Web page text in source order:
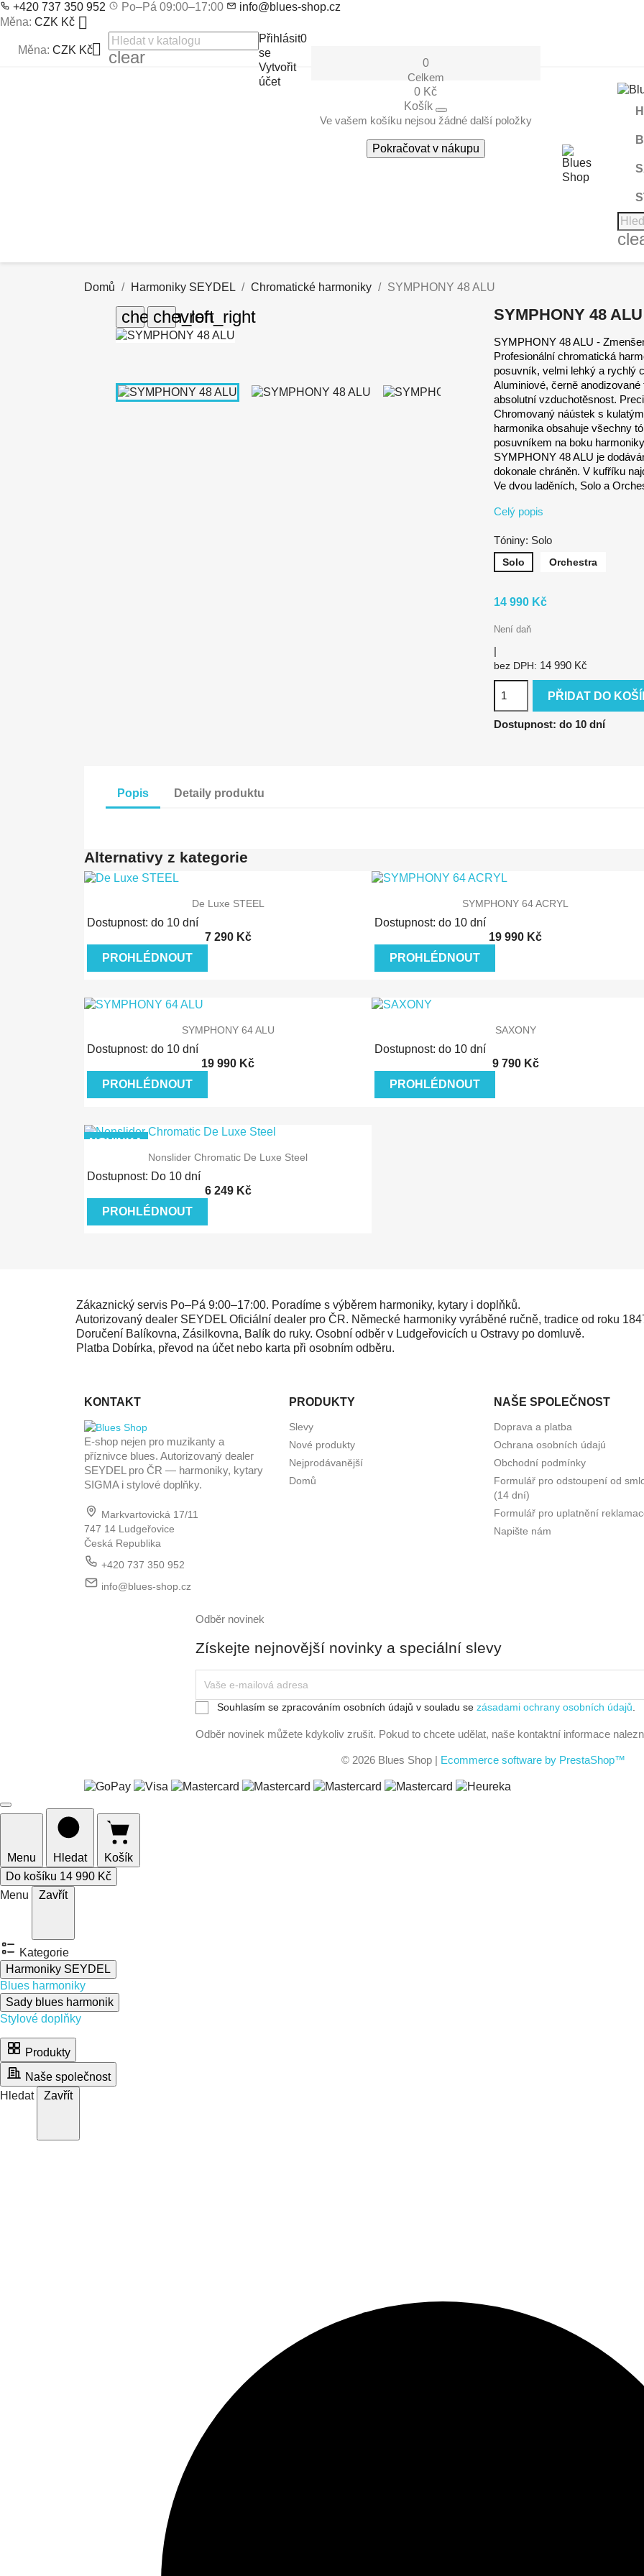
+420 737 350 952 Po–Pá 09:00–17:00
info@blues-shop.cz
Měna: CZK Kč 
Měna: CZK Kč clear
Přihlásit
se
Vytvořit
účet
0
0
Celkem
0 Kč
Košík
Ve vašem košíku nejsou žádné další položky
Pokračovat v nákupu
Domů Harmoniky SEYDEL Chromatické harmoniky SYMPHONY 48 ALU
chevron_left
chevron_right SYMPHONY 48 ALU
SYMPHONY 48 ALU -
Profesionální chromatická
posuvník, velmi lehký a rychlý
Aluminiové, černě
absolutní vzduchotěsnost.
Chromovaný náústek s
harmonika obsahuje všechny
posuvníkem na boku
SYMPHONY 48 ALU je
dokonale chráněn. V kufříku
Ve dvou laděních, Solo a
Celý popis
Tóniny: Solo
Solo Orchestra
14 990 Kč
Není daň
|
bez DPH: 14 990 Kč
PŘIDAT DO
Dostupnost: do 10 dní
Popis Detaily produktu
Alternativy z kategorie
Rychlý náhled
De Luxe STEEL
Dostupnost: do 10 dní
7 290 Kč
PROHLÉDNOUT
Rychlý náhled
SYMPHONY 64 ACRYL
Dostupnost: do 10 dní
19 990 Kč
PROHLÉDNOUT
Rychlý náhled
SYMPHONY 64 ALU
Dostupnost: do 10 dní
19 990 Kč
PROHLÉDNOUT
Rychlý náhled
SAXONY
Dostupnost: do 10 dní
9 790 Kč
PROHLÉDNOUT
NOVINKA
Rychlý náhled
Nonslider Chromatic De Luxe Steel
Dostupnost: Do 10 dní
6 249 Kč
PROHLÉDNOUT
Zákaznický servis Po–Pá 9:00–17:00. Poradíme s výběrem harmoniky, kytary i doplňků.
Autorizovaný dealer SEYDEL Oficiální dealer pro ČR. Německé harmoniky vyráběné ručně, tradice od roku
Doručení Balíkovna, Zásilkovna, Balík do ruky. Osobní odběr v Ludgeřovicích u Ostravy po domluvě.
Platba Dobírka, převod na účet nebo karta při osobním odběru.
KONTAKT
E-shop nejen pro muzikanty a
příznivce blues. Autorizovaný dealer
SEYDEL pro ČR — harmoniky, kytary
SIGMA i stylové doplňky.
Markvartovická 17/11
747 14 Ludgeřovice
Česká Republika
+420 737 350 952
info@blues-shop.cz
PRODUKTY
Slevy
Nové produkty
Nejprodávanější
Domů
NAŠE SPOLEČNOST
Doprava a platba
Ochrana osobních údajú
Obchodní podmínky
Formulář pro odstoupení od
(14 dní)
Formulář pro uplatnění
Napište nám
Odběr novinek
Získejte nejnovější novinky a speciální slevy
mailováSouhlasím se zpracováním osobních údajů v souladu se zásadami ochrany osobních údajů
Odběr novinek můžete kdykoliv zrušit. Pokud to chcete udělat, naše kontaktní informace
© 2026 Blues Shop Ecommerce software by PrestaShop™
Menu Hledat
Košík
Do košíku 14 990 Kč
Menu
Zavřít
Kategorie
Harmoniky SEYDEL
Blues harmoniky
Sady blues harmonik
Stylové doplňky
Produkty
Naše společnost
Hledat
Zavřít